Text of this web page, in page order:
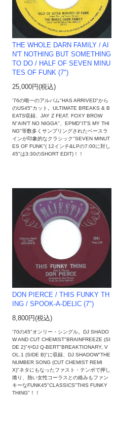
THE WHOLE DARN FAMILY / AI
N'T NOTHING BUT SOMETHING
TO DO / HALF OF SEVEN MINU
TES OF FUNK (7")
25,000円(税込)
'76の唯一のアルバム"HAS ARRIVED"から
のUS45"カット。ULTIMATE BREAKS & B
EATS収録、JAY Z FEAT. FOXY BROW
N"AIN'T NO NIGGA"、EPMD"IT'S MY THI
NG"等数多くサンプリングされたベースラ
インが印象的なクラシック"SEVEN MINUT
ES OF FUNK"( 12インチ&LPの7:00に対し
45"は3:30のSHORT EDIT)！！
DON PIERCE / THIS FUNKY TH
ING / SPOOK-A-DELIC (7")
8,800円(税込)
'70の45"オンリー・シングル。DJ SHADO
W AND CUT CHEMIST"BRAINFREEZE (SI
DE 2)"やDJ Q-BERT"BREAKTIONARY, V
OL.1 (SIDE B)"に収録、DJ SHADOW"THE
NUMBER SONG (CUT CHEMIST REMI
X)"ネタにもなったファスト・テンポで押し
捲り、熱い女性コーラスとの絡みもファン
キーなFUNK45"CLASSICS"THIS FUNKY
THING"！！